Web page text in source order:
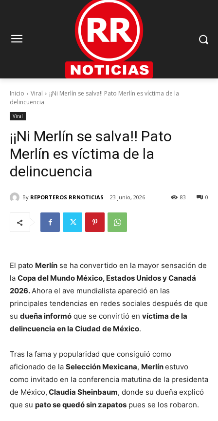
Inicio Viral
¡¡Ni Merlín se salva!! Pato Merlín es víctima de la
delincuencia
Viral
¡¡Ni Merlín se salva!! Pato
Merlín es víctima de la
delincuencia
By REPORTEROS RRNOTICIAS 23 junio, 2026 0
83
El pato Merlín se ha convertido en la mayor sensación de
la Copa del Mundo México, Estados Unidos y Canadá
2026.Ahora el ave mundialista apareció en las
principales tendencias en redes sociales después de que
su dueña informó que se convirtió en víctima de la
delincuencia en la Ciudad de México.
Tras la fama y popularidad que consiguió como
aficionado de la Selección Mexicana, Merlínestuvo
como invitado en la conferencia matutina de la presidenta
de México, Claudia Sheinbaum, donde su dueña explicó
que su pato se quedó sin zapatos pues se los robaron.